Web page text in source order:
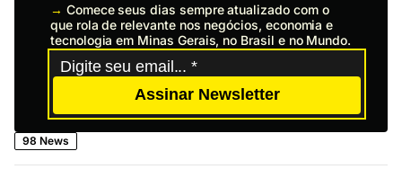
→ Comece seus dias sempre atualizado com o
que rola de relevante nos negócios, economia e
tecnologia em Minas Gerais, no Brasil e no Mundo.
Assinar Newsletter
98 News